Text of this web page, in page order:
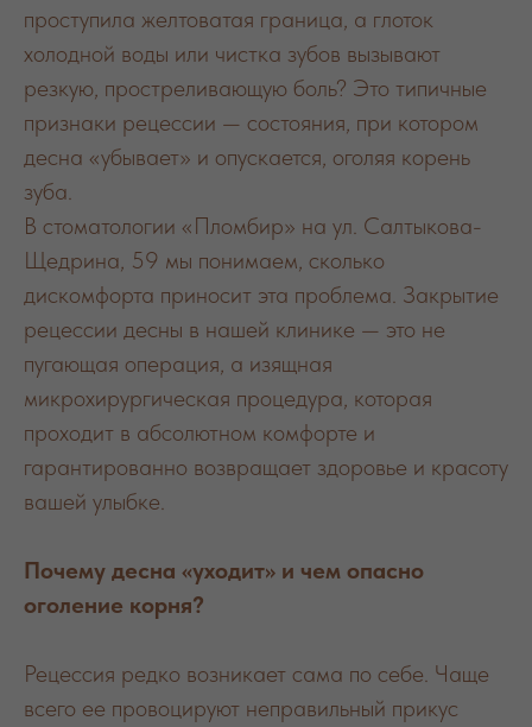
проступила желтоватая граница, а глоток
холодной воды или чистка зубов вызывают
резкую, простреливающую боль? Это типичные
признаки рецессии — состояния, при котором
десна «убывает» и опускается, оголяя корень
зуба.
В стоматологии «Пломбир» на ул. Салтыкова-
Щедрина, 59 мы понимаем, сколько
дискомфорта приносит эта проблема. Закрытие
рецессии десны в нашей клинике — это не
пугающая операция, а изящная
микрохирургическая процедура, которая
проходит в абсолютном комфорте и
гарантированно возвращает здоровье и красоту
вашей улыбке.
Почему десна «уходит» и чем опасно
оголение корня?
Рецессия редко возникает сама по себе. Чаще
всего ее провоцируют неправильный прикус